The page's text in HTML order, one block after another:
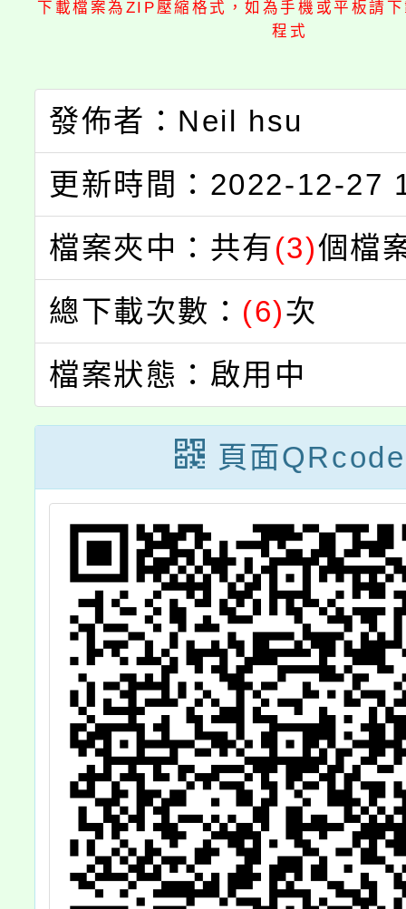
下載檔案為ZIP壓縮格式，如為手機或平板請
程式
發佈者：Neil hsu
更新時間：2022-12-27
檔案夾中：共有(3)個檔
總下載次數： (6)次
檔案狀態：啟用中
頁面QRcode